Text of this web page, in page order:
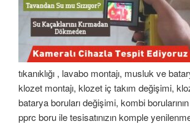
tıkanıklığı , lavabo montajı, musluk ve
klozet montajı, klozet iç takım değişimi,
batarya boruları değişimi, kombi
pprc boru ile tesisatınızın komple